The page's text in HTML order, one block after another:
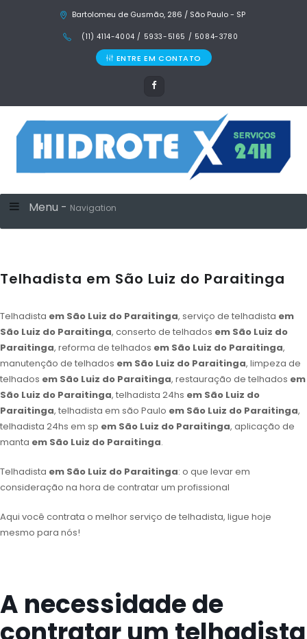
Bartolomeu de Gusmão, 286 / São Paulo - SP
(11) 4114-4004 / 5933-5165 / 5084-3780
ENTRE EM CONTATO
Menu - Navigation
Telhadista em São Luiz do Paraitinga
Telhadista em São Luiz do Paraitinga, serviço de telhadista em
São Luiz do Paraitinga, conserto de telhados em São Luiz do
Paraitinga, reforma de telhados em São Luiz do Paraitinga,
manutenção de telhados em São Luiz do Paraitinga, limpeza de
telhados em São Luiz do Paraitinga, restauração de telhados em
São Luiz do Paraitinga, telhadista 24hs em São Luiz do
Paraitinga, telhadista em são Paulo em São Luiz do Paraitinga,
telhadista 24hs em sp em São Luiz do Paraitinga, aplicação de
manta em São Luiz do Paraitinga.
Telhadista em São Luiz do Paraitinga: o que levar em
consideração na hora de contratar um profissional
Aqui você contrata o melhor serviço de telhadista, ligue hoje
mesmo para nós!
A necessidade de